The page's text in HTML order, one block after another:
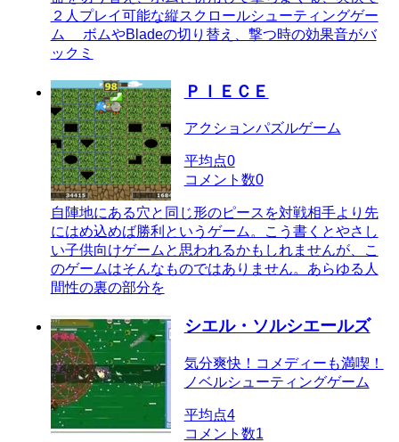
２人プレイ可能な縦スクロールシューティングゲー
ム ボムやBladeの切り替え、撃つ時の効果音がバ
ックミ
ＰＩＥＣＥ
アクションパズルゲーム
平均点0
コメント数0
自陣地にある穴と同じ形のピースを対戦相手より先
にはめ込めば勝利というゲーム。こう書くとやさし
い子供向けゲームと思われるかもしれませんが、こ
のゲームはそんなものではありません。あらゆる人
間性の裏の部分を
シエル・ソルシエールズ
気分爽快！コメディーも満喫！
ノベルシューティングゲーム
平均点4
コメント数1